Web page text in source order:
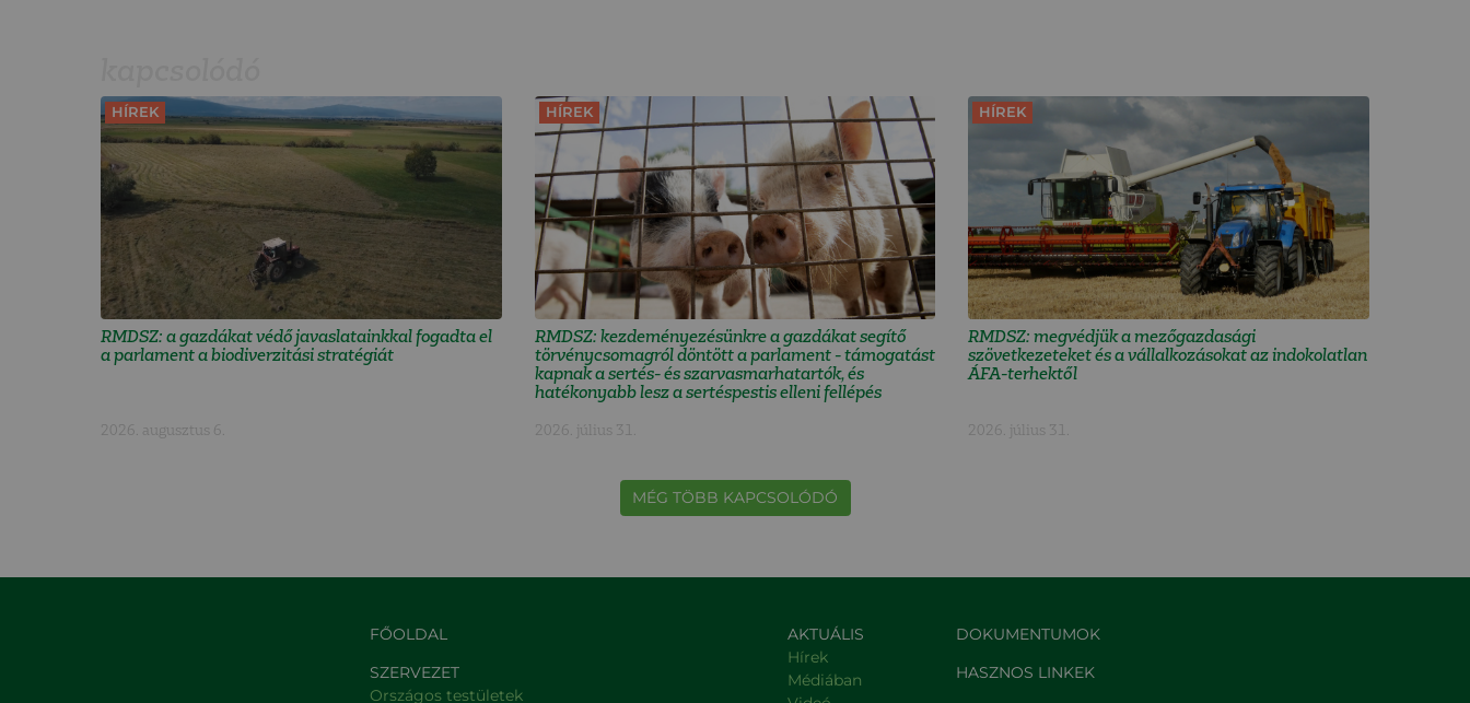
HÍREK
RMDSZ: a gazdákat védő javaslatainkkal fogadta el
a parlament a biodiverzitási stratégiát
2026. augusztus 6.
HÍREK
RMDSZ: kezdeményezésünkre a gazdákat segítő
törvénycsomagról döntött a parlament - támogatást
kapnak a sertés- és szarvasmarhatartók, és
hatékonyabb lesz a sertéspestis elleni fellépés
2026. július 31.
HÍREK
RMDSZ: megvédjük a mezőgazdasági
szövetkezeteket és a vállalkozásokat az indokolatlan
ÁFA-terhektől
2026. július 31.
MÉG TÖBB KAPCSOLÓDÓ
FŐOLDAL
SZERVEZET
Országos testületek
AKTUÁLIS
Hírek
Médiában
DOKUMENTUMOK
HASZNOS LINKEK